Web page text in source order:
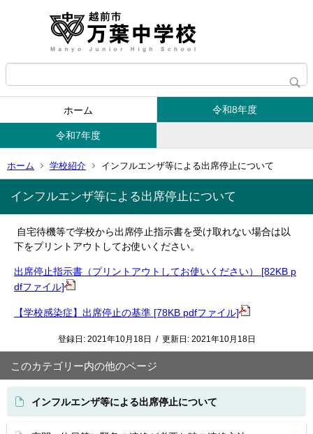
ホーム 令和8年度
令和7年度
ホーム 学校紹介 インフルエンザ等による出席停止について
インフルエンザ等による出席停止について
自宅待機等で学校から出席停止指示書を受け取れない場合は以
下をプリントアウトしてお使いください。
出席停止指示書（プリントアウトしてお使いください） [82KB p
dfファイル]
【学校感染症】出席停止の基準 [78KB pdfファイル]
登録日: 2021年10月18日 / 更新日: 2021年10月18日
このカテゴリー内の他のページ
インフルエンザ等による出席停止について